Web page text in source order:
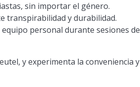
sin importar el género.
transpirabilidad y durabilidad.
personal durante sesiones de
y experimenta la conveniencia y